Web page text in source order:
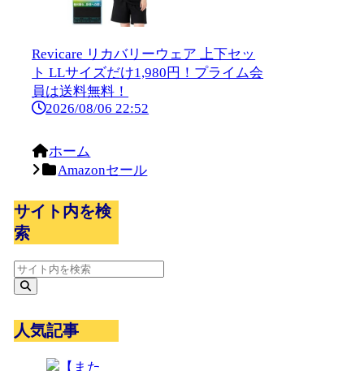
Revicare リカバリーウェア 上下セッ
ト LLサイズだけ1,980円！プライム会
員は送料無料！
2026/08/06 22:52
ホーム
Amazonセール
サイト内を検
索
人気記事